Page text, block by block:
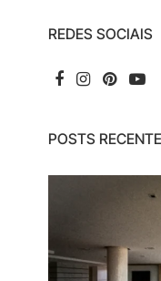
REDES SOCIAIS
POSTS